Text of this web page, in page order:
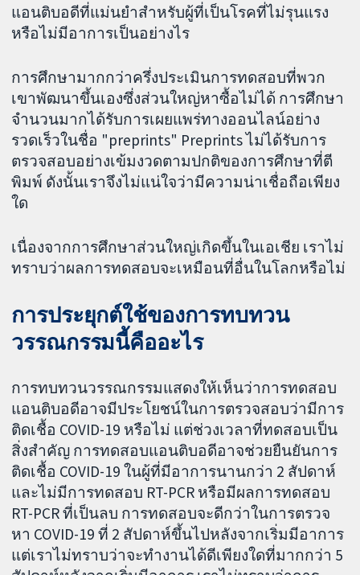
แอนติบอดีที่แม่นยำสำหรับผู้ที่เป็นโรคที่ไม่รุนแรง
หรือไม่มีอาการเป็นอย่างไร
การศึกษามากกว่าครึ่งประเมินการทดสอบที่พวก
เขาพัฒนาขึ้นเองซึ่งส่วนใหญ่หาซื้อไม่ได้ การศึกษา
จำนวนมากได้รับการเผยแพร่ทางออนไลน์อย่าง
รวดเร็วในชื่อ "preprints" Preprints ไม่ได้รับการ
ตรวจสอบอย่างเข้มงวดตามปกติของการศึกษาที่ตี
พิมพ์ ดังนั้นเราจึงไม่แน่ใจว่ามีความน่าเชื่อถือเพียง
ใด
เนื่องจากการศึกษาส่วนใหญ่เกิดขึ้นในเอเชีย เราไม่
ทราบว่าผลการทดสอบจะเหมือนที่อื่นในโลกหรือไม่
การประยุกต์ใช้ของการทบทวน
วรรณกรรมนี้คืออะไร
การทบทวนวรรณกรรมแสดงให้เห็นว่าการทดสอบ
แอนติบอดีอาจมีประโยชน์ในการตรวจสอบว่ามีการ
ติดเชื้อ COVID-19 หรือไม่ แต่ช่วงเวลาที่ทดสอบเป็น
สิ่งสำคัญ การทดสอบแอนติบอดีอาจช่วยยืนยันการ
ติดเชื้อ COVID-19 ในผู้ที่มีอาการนานกว่า 2 สัปดาห์
และไม่มีการทดสอบ RT-PCR หรือมีผลการทดสอบ
RT-PCR ที่เป็นลบ การทดสอบจะดีกว่าในการตรวจ
หา COVID-19 ที่ 2 สัปดาห์ขึ้นไปหลังจากเริ่มมีอาการ
แต่เราไม่ทราบว่าจะทำงานได้ดีเพียงใดที่มากกว่า 5